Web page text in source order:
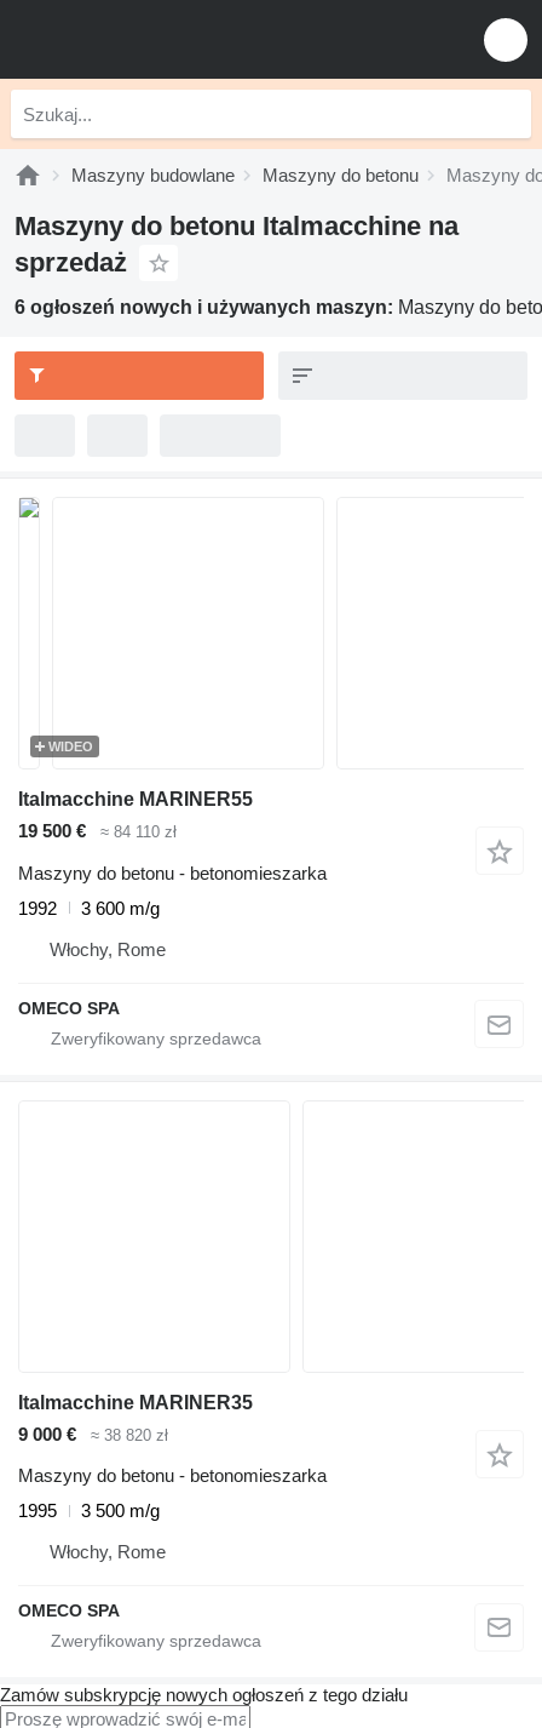
Maszyny budowlane Maszyny do betonu Maszyny
Maszyny do betonu Italmacchine na
sprzedaż
6 ogłoszeń nowych i używanych maszyn: Maszyny do
WIDEO
Italmacchine MARINER55
19 500 €
≈ 84 110 zł
Maszyny do betonu - betonomieszarka
1992
3 600 m/g
Włochy, Rome
OMECO SPA
Italmacchine MARINER35
9 000 €
≈ 38 820 zł
Maszyny do betonu - betonomieszarka
1995
3 500 m/g
Włochy, Rome
OMECO SPA
Zamów subskrypcję nowych ogłoszeń z tego działu